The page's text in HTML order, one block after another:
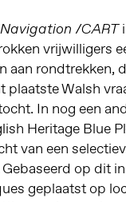
/CART
vrijwilligers
aan rondtrekken,
Walsh
In nog een
Heritage Blue
van een
op dit
geplaatst op